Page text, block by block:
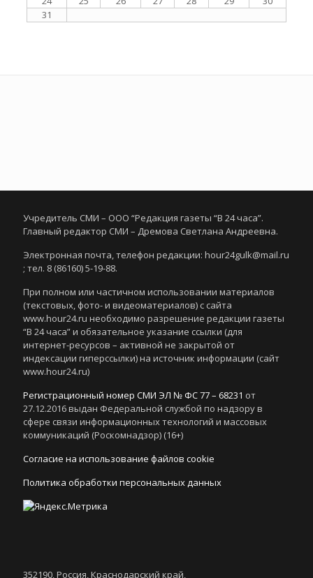
31
Учредитель СМИ – ООО “Редакция газеты “В 24 часа”.
Главный редактор СМИ – Дремова Светлана Андреевна.
Электронная почта, телефон редакции: hour24gulk@mail.ru
; тел. 8 (86160) 5-19-88.
При полном или частичном использовании материалов
(текстовых, фото- и видеоматериалов) с сайта
www.hour24.ru необходимо разрешение редакции газеты
“В 24 часа” и обязательное указание ссылки (для
интернет-ресурсов – активной не закрытой от
индексации гиперссылки) на источник информации (сайт
www.hour24.ru)
Регистрационный номер СМИ ЭЛ № ФС 77 – 68231 от
27.12.2016 выдан Федеральной службой по надзору в
сфере связи информационных технологий и массовых
коммуникаций (Роскомнадзор) (16+)
Согласие на использование файлов cookie
Политика обработки персональных данных
352190, Россия, Краснодарский край,